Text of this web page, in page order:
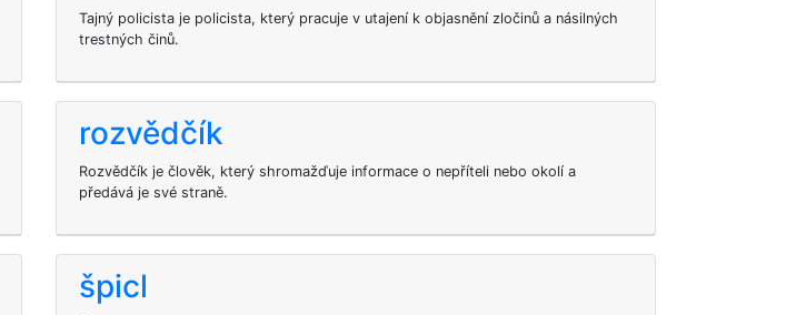
Tajný policista je policista, který pracuje v utajení k objasnění zločinů a násilných
trestných činů.
rozvědčík
Rozvědčík je člověk, který shromažďuje informace o nepříteli nebo okolí a
předává je své straně.
špicl